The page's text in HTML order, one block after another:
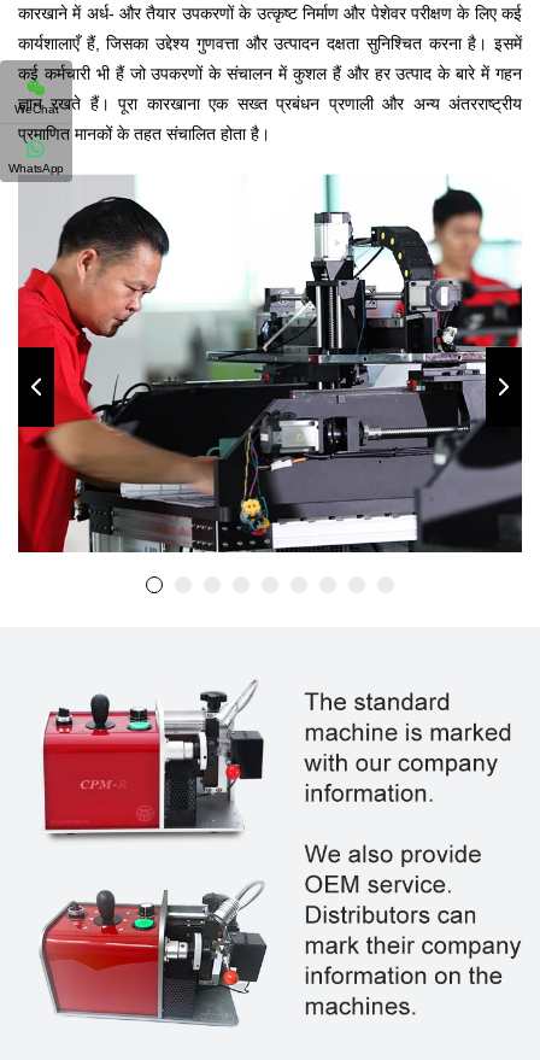
कारखाने में अर्ध- और तैयार उपकरणों के उत्कृष्ट निर्माण और पेशेवर परीक्षण के लिए कई
कार्यशालाएँ हैं, जिसका उद्देश्य गुणवत्ता और उत्पादन दक्षता सुनिश्चित करना है। इसमें
कई कर्मचारी भी हैं जो उपकरणों के संचालन में कुशल हैं और हर उत्पाद के बारे में गहन
ज्ञान रखते हैं। पूरा कारखाना एक सख्त प्रबंधन प्रणाली और अन्य अंतरराष्ट्रीय
प्रमाणित मानकों के तहत संचालित होता है।
WeChat
WhatsApp